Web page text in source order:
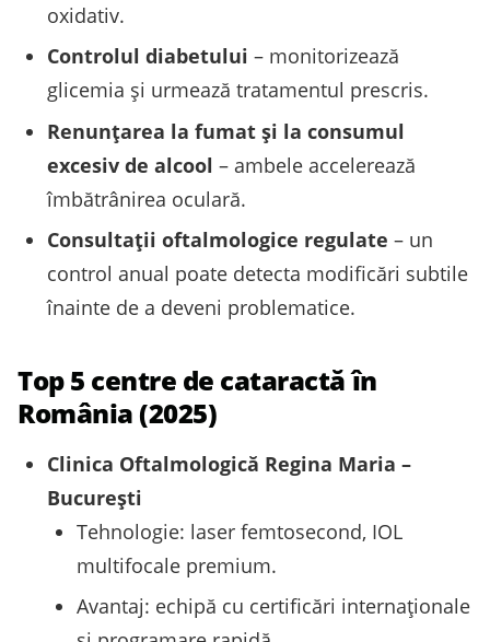
oxidativ.
Controlul diabetului – monitorizează
glicemia şi urmează tratamentul prescris.
Renunţarea la fumat şi la consumul
excesiv de alcool – ambele accelerează
îmbătrânirea oculară.
Consultaţii oftalmologice regulate – un
control anual poate detecta modificări subtile
înainte de a deveni problematice.
Top 5 centre de cataractă în
România (2025)
Clinica Oftalmologică Regina Maria –
București
Tehnologie: laser femtosecond, IOL
multifocale premium.
Avantaj: echipă cu certificări internaţionale